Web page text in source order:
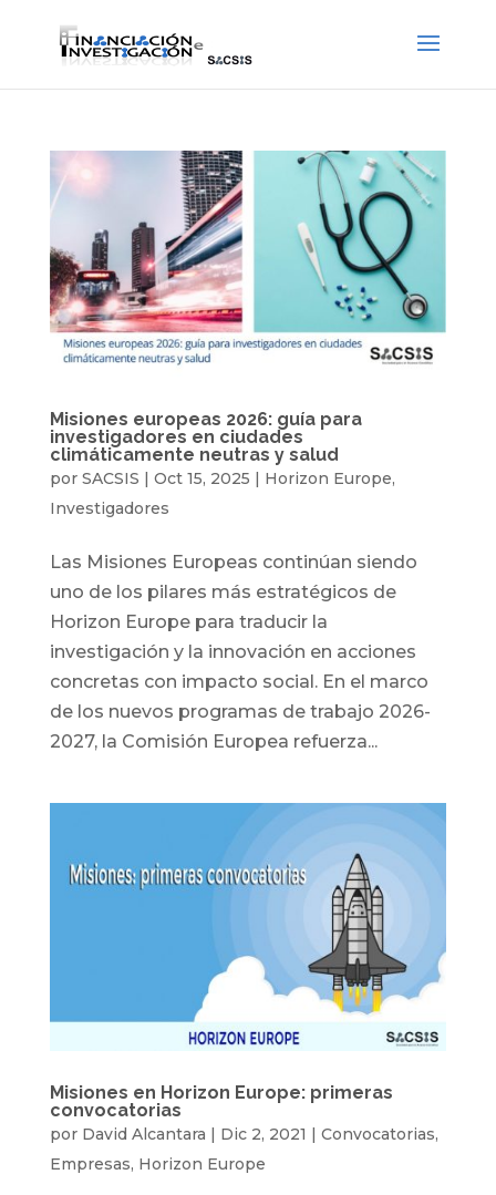
Misiones europeas 2026: guía para
investigadores en ciudades
climáticamente neutras y salud
por SACSIS | Oct 15, 2025 | Horizon Europe,
Investigadores
Las Misiones Europeas continúan siendo
uno de los pilares más estratégicos de
Horizon Europe para traducir la
investigación y la innovación en acciones
concretas con impacto social. En el marco
de los nuevos programas de trabajo 2026-
2027, la Comisión Europea refuerza...
Misiones en Horizon Europe: primeras
convocatorias
por David Alcantara | Dic 2, 2021 | Convocatorias,
Empresas, Horizon Europe